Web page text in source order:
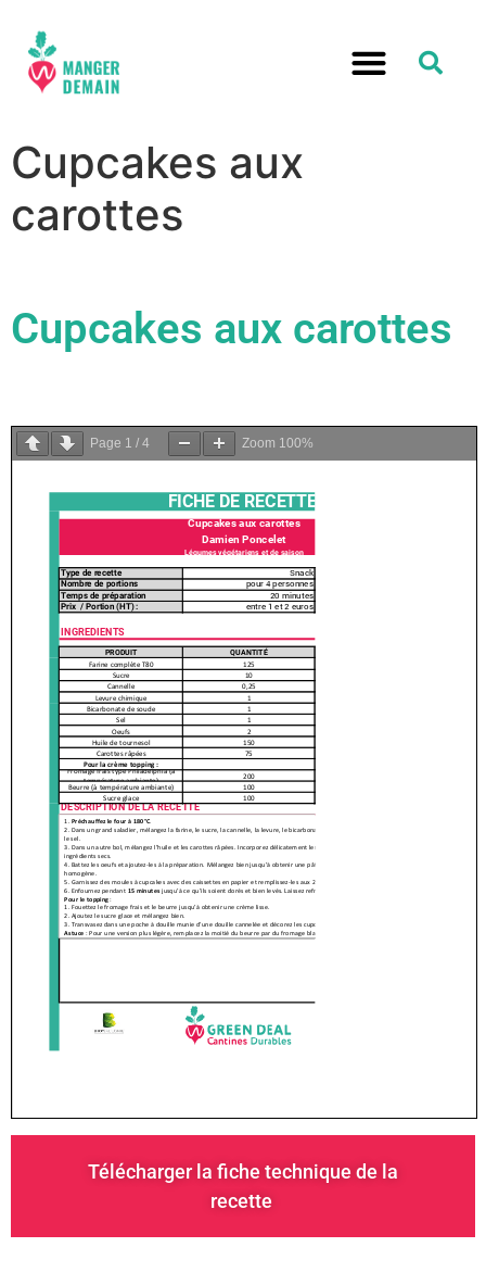
Cupcakes aux
carottes
Cupcakes aux carottes
Page 1 / 4 Zoom 100%
Télécharger la fiche technique de la
recette